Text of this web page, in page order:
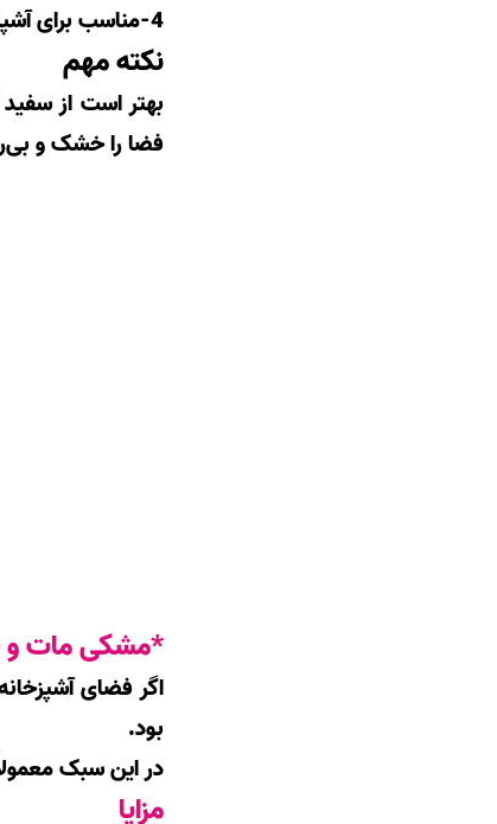
4-مناسب برای آشپزخانه‌های کوچک و متوسط
نکته مهم
بهتر است از
فضا را خشک و
*مشکی مات و
اگر فضای
بود.
در این سبک
مزایا